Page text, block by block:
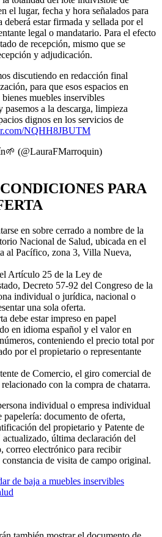
el lugar, fecha y hora señalados para
estar firmada y sellada por el
legal o mandatario. Para el efecto
de recepción, mismo que se
y adjudicación.
discutiendo en redacción final
para que esos espacios en
muebles inservibles
pasemos a la descarga, limpieza
dignos en los servicios de
NQHH8JBUTM
(@LauraFMarroquin)
PARA
en sobre cerrado a nombre de la
Nacional de Salud, ubicada en el
al Pacífico, zona 3, Villa Nueva,
Artículo 25 de la Ley de
Decreto 57-92 del Congreso de la
individual o jurídica, nacional o
una sola oferta.
debe estar impreso en papel
en idioma español y el valor en
conteniendo el precio total por
por el propietario o representante
de Comercio, el giro comercial de
relacionado con la compra de chatarra.
individual o empresa individual
papelería: documento de oferta,
del propietario y Patente de
última declaración del
correo electrónico para recibir
de visita de campo original.
de baja a muebles inservibles